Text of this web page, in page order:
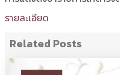
รายละเอียด
Related Posts